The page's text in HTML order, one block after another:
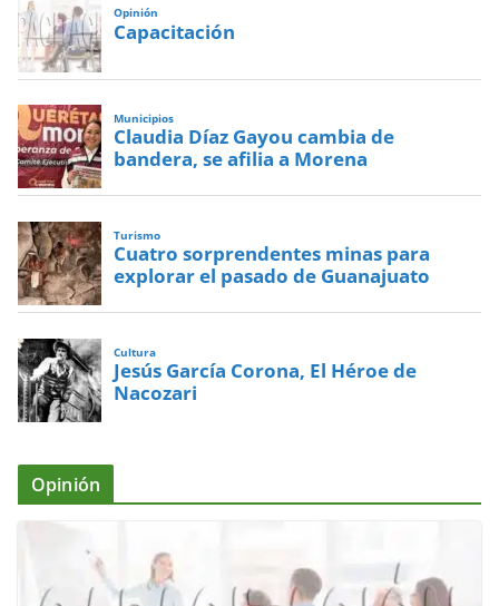
Opinión
Capacitación
Municipios
Claudia Díaz Gayou cambia de
bandera, se afilia a Morena
Turismo
Cuatro sorprendentes minas para
explorar el pasado de Guanajuato
Cultura
Jesús García Corona, El Héroe de
Nacozari
Opinión